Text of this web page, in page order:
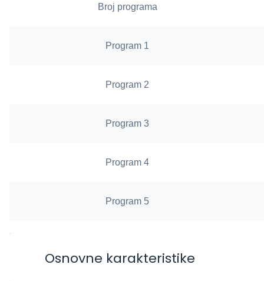
Broj programa
Program 1
Program 2
Program 3
Program 4
Program 5
Osnovne karakteristike